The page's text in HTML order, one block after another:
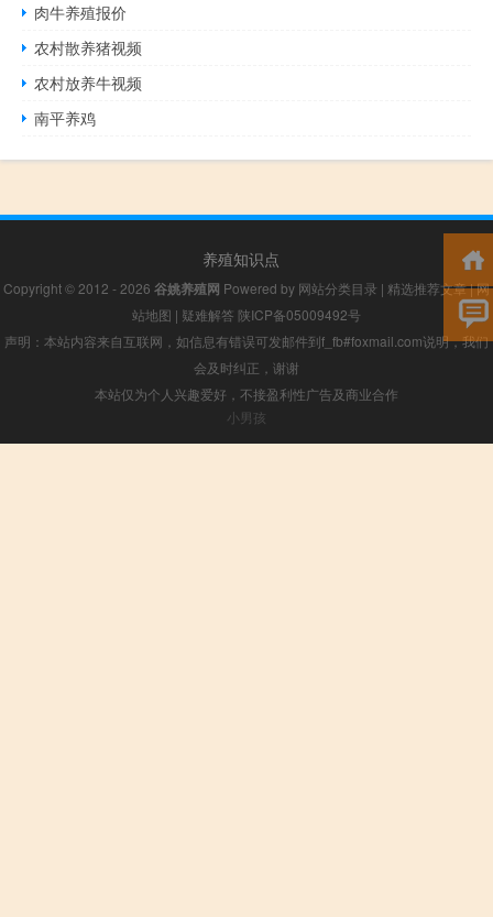
肉牛养殖报价
农村散养猪视频
农村放养牛视频
南平养鸡
养殖知识点
Copyright © 2012 - 2026 谷姚养殖网 Powered by 网站分类目录 | 精选推荐文章|网
站地图 | 疑难解答 陕ICP备05009492号
声明：本站内容来自互联网，如信息有错误可发邮件到f_fb#foxmail.com说明，我们
会及时纠正，谢谢
本站仅为个人兴趣爱好，不接盈利性广告及商业合作
小男孩